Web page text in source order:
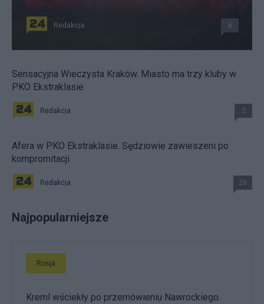
Redakcja 6
Sensacyjna Wieczysta Kraków. Miasto ma trzy kluby w
PKO Ekstraklasie
Redakcja 2
Afera w PKO Ekstraklasie. Sędziowie zawieszeni po
kompromitacji
Redakcja 26
Najpopularniejsze
Rosja
Kreml wściekły po przemówieniu Nawrockiego.